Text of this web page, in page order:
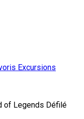
Excursions
of Legends Défilé